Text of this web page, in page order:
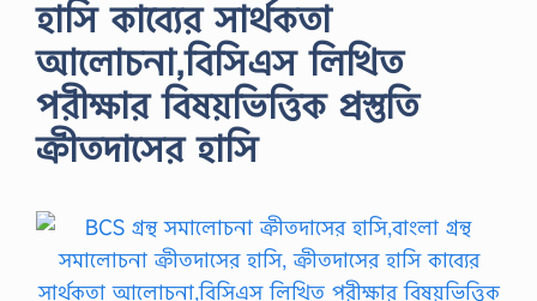
হাসি কাব্যের সার্থকতা
আলোচনা,বিসিএস লিখিত
পরীক্ষার বিষয়ভিত্তিক প্রস্তুতি
ক্রীতদাসের হাসি